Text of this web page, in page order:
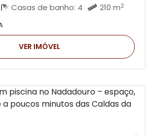
Casas de banho: 4 210 m2
VER IMÓVEL